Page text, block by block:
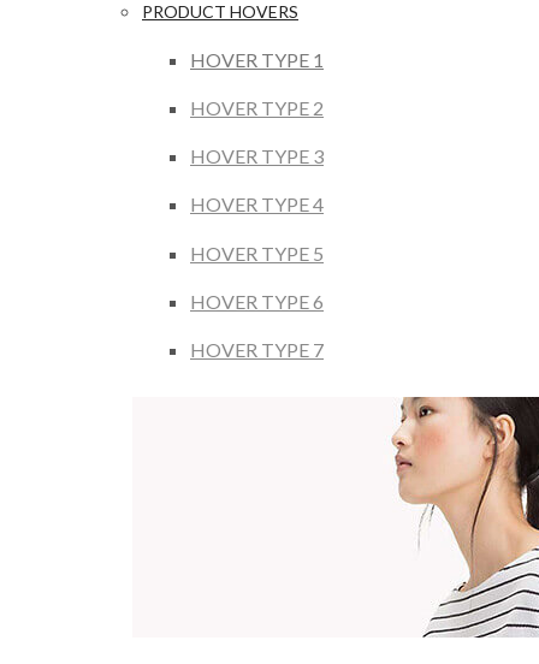
PRODUCT HOVERS
HOVER TYPE 1
HOVER TYPE 2
HOVER TYPE 3
HOVER TYPE 4
HOVER TYPE 5
HOVER TYPE 6
HOVER TYPE 7